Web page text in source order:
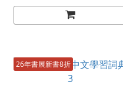
26年書展新書8折